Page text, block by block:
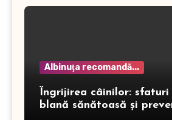
Albinuţa recomandă...
Îngrijirea câinilor: sfaturi
blană sănătoasă și